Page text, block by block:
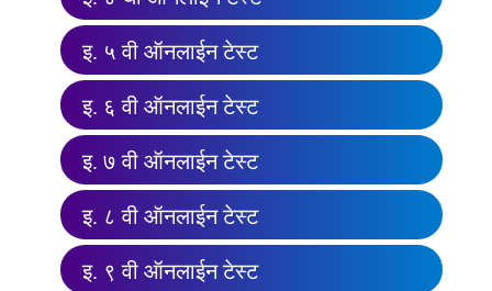
इ. ५ वी ऑनलाईन टेस्ट
इ. ६ वी ऑनलाईन टेस्ट
इ. ७ वी ऑनलाईन टेस्ट
इ. ८ वी ऑनलाईन टेस्ट
इ. ९ वी ऑनलाईन टेस्ट